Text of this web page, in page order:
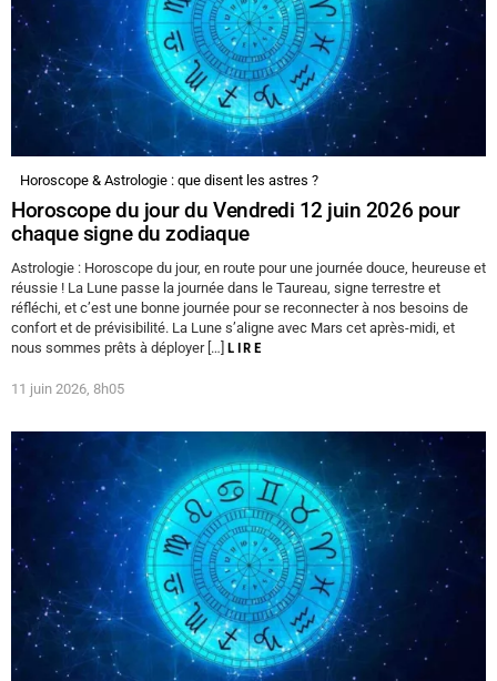
Horoscope & Astrologie : que disent les astres ?
Horoscope du jour du Vendredi 12 juin 2026 pour
chaque signe du zodiaque
Astrologie : Horoscope du jour, en route pour une journée douce, heureuse et
réussie ! La Lune passe la journée dans le Taureau, signe terrestre et
réfléchi, et c’est une bonne journée pour se reconnecter à nos besoins de
confort et de prévisibilité. La Lune s’aligne avec Mars cet après-midi, et
nous sommes prêts à déployer […] LIRE
11 juin 2026, 8h05